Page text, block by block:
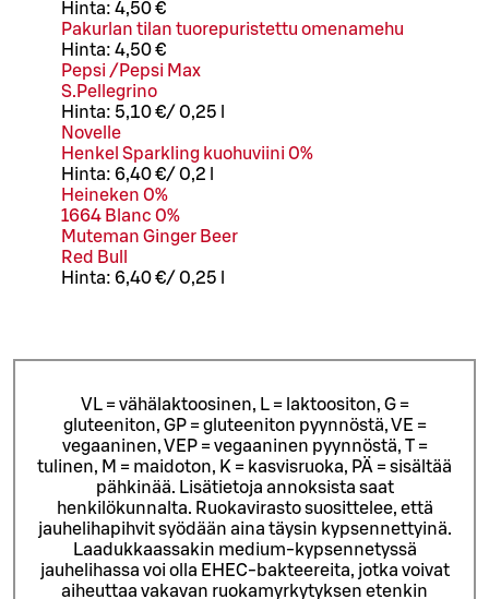
Hinta: 4,50 €
Pakurlan tilan tuorepuristettu omenamehu
Hinta: 4,50 €
Pepsi /Pepsi Max
S.Pellegrino
Hinta: 5,10 €/ 0,25 l
Novelle
Henkel Sparkling kuohuviini 0%
Hinta: 6,40 €/ 0,2 l
Heineken 0%
1664 Blanc 0%
Muteman Ginger Beer
Red Bull
Hinta: 6,40 €/ 0,25 l
VL = vähälaktoosinen, L = laktoositon, G =
gluteeniton, GP = gluteeniton pyynnöstä, VE =
vegaaninen, VEP = vegaaninen pyynnöstä, T =
tulinen, M = maidoton, K = kasvisruoka, PÄ = sisältää
pähkinää. Lisätietoja annoksista saat
henkilökunnalta. Ruokavirasto suosittelee, että
jauhelihapihvit syödään aina täysin kypsennettyinä.
Laadukkaassakin medium-kypsennetyssä
jauhelihassa voi olla EHEC-bakteereita, jotka voivat
aiheuttaa vakavan ruokamyrkytyksen etenkin